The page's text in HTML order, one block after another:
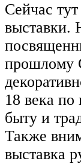
Сейчас
выставки.
прошлому
18 века
быту и
Также
выставка